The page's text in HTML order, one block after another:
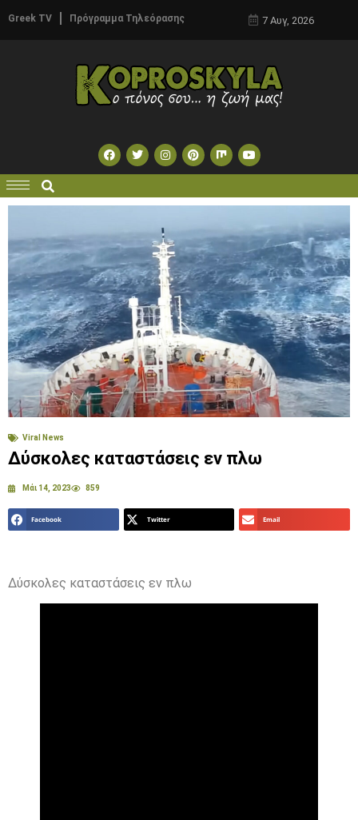
Greek TV Πρόγραμμα Τηλεόρασης 7 Αυγ, 2026
Viral News
Δύσκολες καταστάσεις εν πλω
Μάι 14, 2023 859
Facebook Twitter Email
Δύσκολες καταστάσεις εν πλω